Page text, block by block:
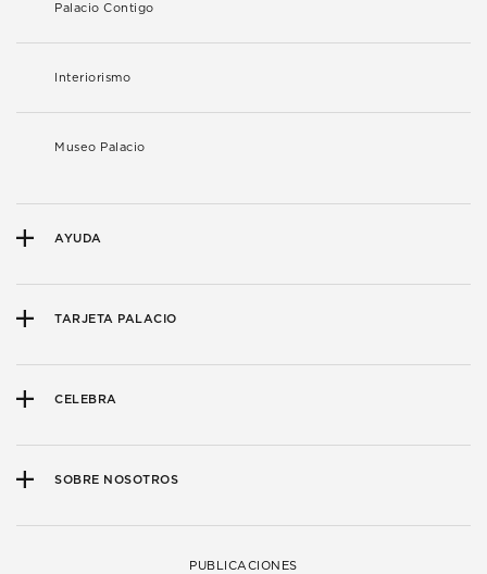
Palacio Contigo
Interiorismo
Museo Palacio
AYUDA
TARJETA PALACIO
CELEBRA
SOBRE NOSOTROS
PUBLICACIONES